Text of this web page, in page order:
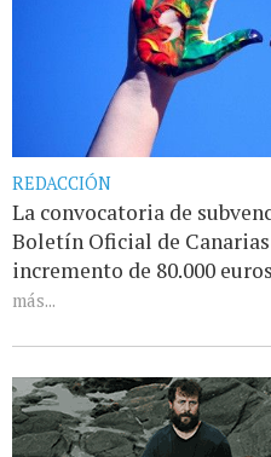
REDACCIÓN
La convocatoria de
Boletín Oficial de
incremento de 80.000
más...